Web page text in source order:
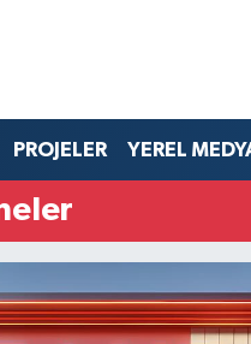
PROJELER YEREL